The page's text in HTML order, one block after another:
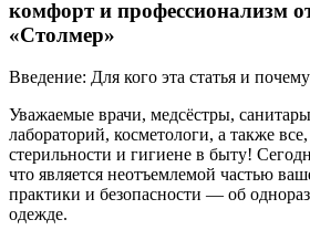
комфорт и профессионализм
«Столмер»
Введение: Для кого эта статья и
Уважаемые врачи, медсёстры,
лабораторий, косметологи, а также
стерильности и гигиене в быту!
что является неотъемлемой частью
практики и безопасности — об
одежде.